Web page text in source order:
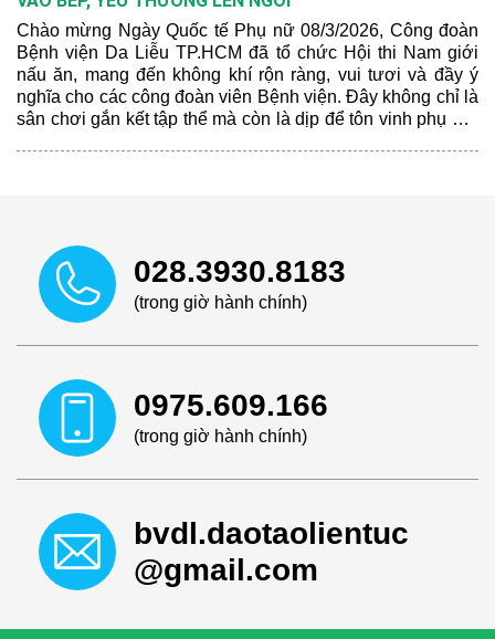
Chào mừng Ngày Quốc tế Phụ nữ 08/3/2026, Công đoàn
Bệnh viện Da Liễu TP.HCM đã tổ chức Hội thi Nam giới
nấu ăn, mang đến không khí rộn ràng, vui tươi và đầy ý
nghĩa cho các công đoàn viên Bệnh viện. Đây không chỉ là
sân chơi gắn kết tập thể mà còn là dịp để tôn vinh phụ nữ,
028.3930.8183
(trong giờ hành chính)
0975.609.166
(trong giờ hành chính)
bvdl.daotaolientuc
@gmail.com